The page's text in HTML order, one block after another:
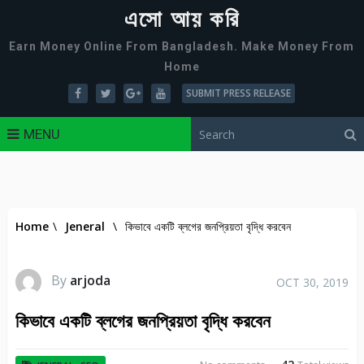
এসো আয় করি
Earn Money Online From Bangladesh. Make Money From
Home
SUBMIT PRESS RELEASE
MENU
Home \ Jeneral \ কিভাবে একটি ব্লগের জনপ্রিয়তা বৃদ্ধি করবেন
By arjoda OCT 30, 2019
কিভাবে একটি ব্লগের জনপ্রিয়তা বৃদ্ধি করবেন